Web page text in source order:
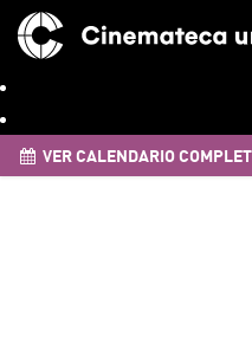
VER CALENDARIO